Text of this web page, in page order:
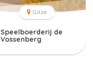
Gilze
Speelboerderij de
Vossenberg